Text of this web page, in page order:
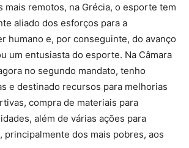
mais remotos, na Grécia, o esporte tem
aliado dos esforços para a
humano e, por conseguinte, do avanço
um entusiasta do esporte. Na Câmara
no segundo mandato, tenho
e destinado recursos para melhorias
compra de materiais para
além de várias ações para
principalmente dos mais pobres, aos